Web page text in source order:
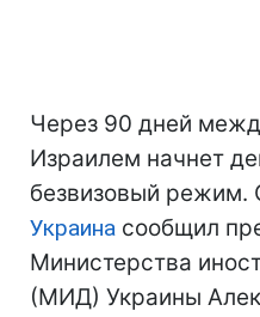
Через 90 дней
Израилем начнет
безвизовый режим.
Украина сообщил
Министерства
(МИД) Украины